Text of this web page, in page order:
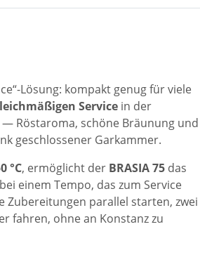
Lösung: kompakt genug für viele
Service in der
Röstaroma, schöne Bräunung und
geschlossener Garkammer.
°C, ermöglicht der BRASIA 75 das
einem Tempo, das zum Service
Zubereitungen parallel starten, zwei
fahren, ohne an Konstanz zu